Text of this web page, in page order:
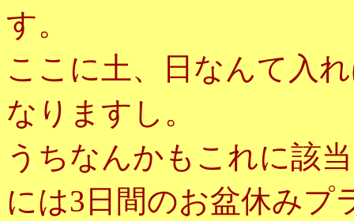
す。
ここに土、日なんて入
なりますし。
うちなんかもこれに該
には3日間のお盆休みプ